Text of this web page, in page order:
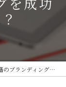
ランディングを成功させる方法とは？